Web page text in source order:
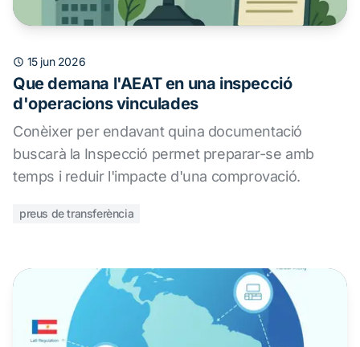
15 jun 2026
Que demana l'AEAT en una inspecció
d'operacions vinculades
Conèixer per endavant quina documentació
buscarà la Inspecció permet preparar-se amb
temps i reduir l'impacte d'una comprovació.
preus de transferència